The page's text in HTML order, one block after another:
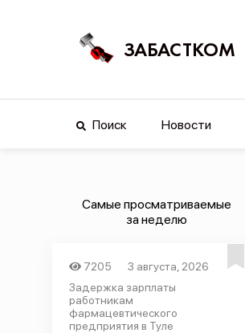
ЗАБАСТКОМ
Поиск Новости
Самые просматриваемые
за неделю
7205
3 августа, 2026
Задержка зарплаты
работникам
фармацевтического
предприятия в Туле